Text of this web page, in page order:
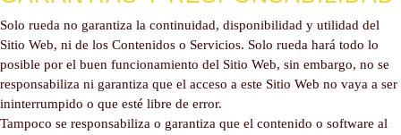
Solo rueda no garantiza la continuidad, disponibilidad y utilidad del
Sitio Web, ni de los Contenidos o Servicios. Solo rueda hará todo lo
posible por el buen funcionamiento del Sitio Web, sin embargo, no se
responsabiliza ni garantiza que el acceso a este Sitio Web no vaya a ser
ininterrumpido o que esté libre de error.
Tampoco se responsabiliza o garantiza que el contenido o software al